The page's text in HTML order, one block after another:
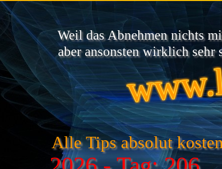
Weil das Abnehmen nichts
aber ansonsten wirklich sehr
Alle Tips absolut